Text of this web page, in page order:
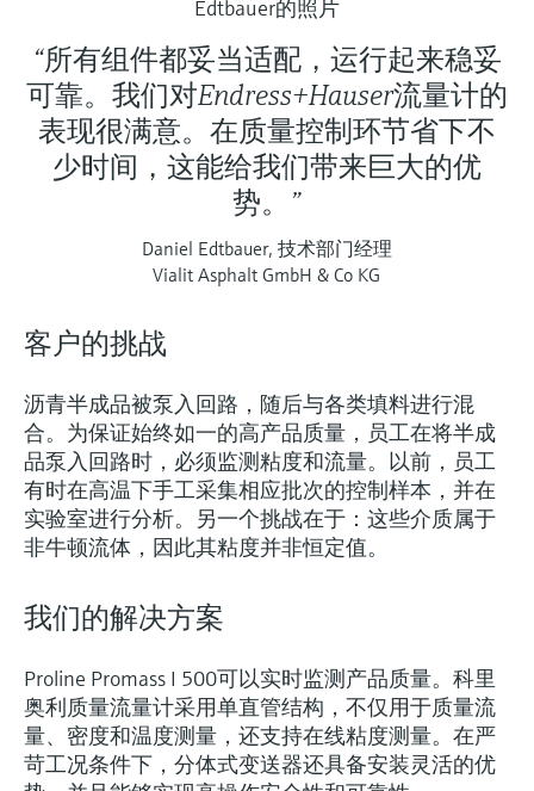
“所有组件都妥当适配，运行起来稳妥
可靠。我们对Endress+Hauser流量计的
表现很满意。在质量控制环节省下不
少时间，这能给我们带来巨大的优
势。”
Daniel Edtbauer, 技术部门经理
Vialit Asphalt GmbH & Co KG
客户的挑战
沥青半成品被泵入回路，随后与各类填料进行混
合。为保证始终如一的高产品质量，员工在将半成
品泵入回路时，必须监测粘度和流量。以前，员工
有时在高温下手工采集相应批次的控制样本，并在
实验室进行分析。另一个挑战在于：这些介质属于
非牛顿流体，因此其粘度并非恒定值。
我们的解决方案
Proline Promass I 500可以实时监测产品质量。科里
奥利质量流量计采用单直管结构，不仅用于质量流
量、密度和温度测量，还支持在线粘度测量。在严
苛工况条件下，分体式变送器还具备安装灵活的优